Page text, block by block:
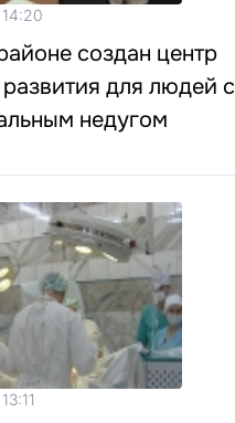
создан центр
для людей с
недугом